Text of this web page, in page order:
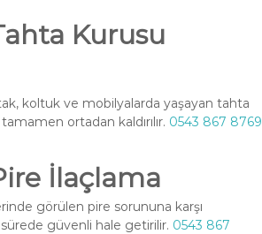
Kurusu
koltuk ve mobilyalarda yaşayan tahta
ortadan kaldırılır. 0543 867 8769
İlaçlama
görülen pire sorununa karşı
güvenli hale getirilir. 0543 867